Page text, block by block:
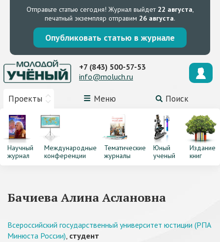
Отправьте статью сегодня! Журнал выйдет 22 августа,
печатный экземпляр отправим 26 августа.
Опубликовать статью в журнале
Проекты Меню Поиск
+7 (843) 500-57-53
info@moluch.ru
Научный
журнал
Международные
конференции
Тематические
журналы
Юный
ученый
Издание
книг
Бачиева Алина Аслановна
Всероссийский государственный университет юстиции (РПА
Минюста России), студент